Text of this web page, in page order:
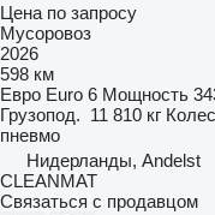
Цена по запросу
Мусоровоз
2026
598 км
Евро Euro 6 Мощность
Грузопод. 11 810 кг
пневмо
Нидерланды, Andelst
CLEANMAT
Связаться с продавцом